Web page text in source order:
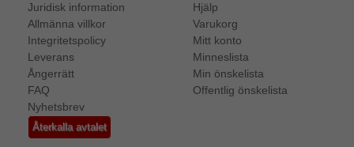
Juridisk information
Allmänna villkor
Integritetspolicy
Leverans
Ångerrätt
FAQ
Nyhetsbrev
Återkalla avtalet
Hjälp
Varukorg
Mitt konto
Minneslista
Min önskelista
Offentlig önskelista